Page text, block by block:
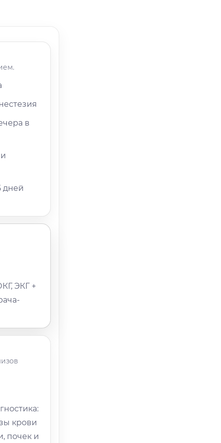
в
дней
ЭКГ +
крови
почек и